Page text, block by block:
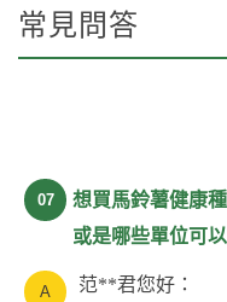
常見問答
07
想買馬鈴薯健康
或是哪些單位可
范**君您好：